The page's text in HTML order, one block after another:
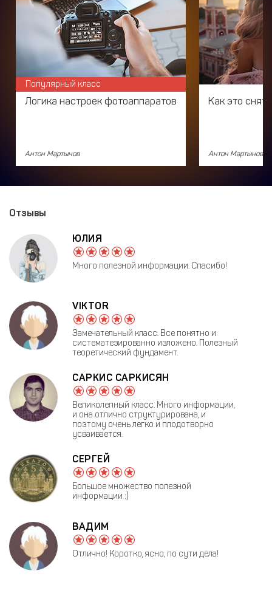
Логика настроек фотоаппаратов
Антон Мартынов
Популярный класс
Как это
Антон Мартынов
Отзывы
ЮЛИЯ
Много полезной информации. Спасибо!
VIKTOR
Замечательный класс. Все понятно и
систематезированно изложено. Полезный
теоретический фундамент.
САРКИС САРКИСЯН
Великолепный класс. Много информации,
и она отлично структурирована, и
поэтому очень легко и плодотворно
усваивается.
СЕРГЕЙ
Большое множество полезной
информации :)
ВАДИМ
Отлично! Коротко, ясно, по сути дела!